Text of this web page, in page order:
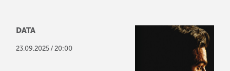
DATA
23.09.2025 / 20:00